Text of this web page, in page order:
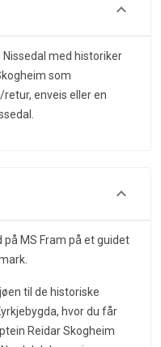
med historiker
som
enveis eller en
på MS Fram på et guidet
til de historiske
hvor du får
Reidar Skogheim